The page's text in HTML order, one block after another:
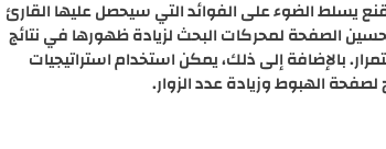
يسلط الضوء على الفوائد التي سيحصل عليها القارئ
الصفحة لمحركات البحث لزيادة ظهورها في نتائج
بالإضافة إلى ذلك، يمكن استخدام استراتيجيات
لصفحة الهبوط وزيادة عدد الزوار.